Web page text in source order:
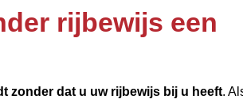
rijbewijs een
zonder dat u uw rijbewijs bij u heeft.